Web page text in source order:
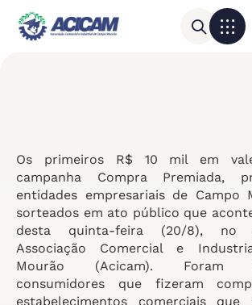
Os primeiros R$ 10 mil em
campanha Compra Premiada,
entidades empresariais de Campo
sorteados em ato público que
desta quinta-feira (20/8), no
Associação Comercial e
Mourão (Acicam). Foram
consumidores que fizeram
estabelecimentos comerciais que